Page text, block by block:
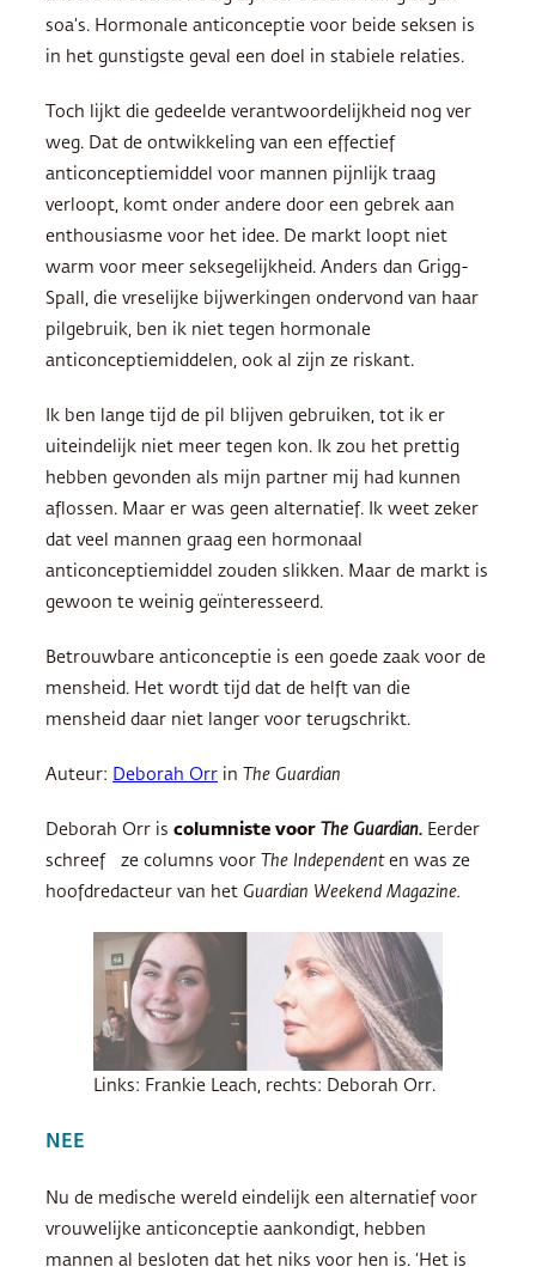
soa’s. Hormonale anticonceptie voor beide seksen is
in het gunstigste geval een doel in stabiele relaties.
Toch lijkt die gedeelde verantwoordelijkheid nog ver
weg. Dat de ontwikkeling van een effectief
anticonceptiemiddel voor mannen pijnlijk traag
verloopt, komt onder andere door een gebrek aan
enthousiasme voor het idee. De markt loopt niet
warm voor meer seksegelijkheid. Anders dan Grigg-
Spall, die vreselijke bijwerkingen ondervond van haar
pilgebruik, ben ik niet tegen hormonale
anticonceptiemiddelen, ook al zijn ze riskant.
Ik ben lange tijd de pil blijven gebruiken, tot ik er
uiteindelijk niet meer tegen kon. Ik zou het prettig
hebben gevonden als mijn partner mij had kunnen
aflossen. Maar er was geen alternatief. Ik weet zeker
dat veel mannen graag een hormonaal
anticonceptiemiddel zouden slikken. Maar de markt is
gewoon te weinig geïnteresseerd.
Betrouwbare anticonceptie is een goede zaak voor de
mensheid. Het wordt tijd dat de helft van die
mensheid daar niet langer voor terugschrikt.
Auteur: Deborah Orr in The Guardian
Deborah Orr is columniste voor The Guardian. Eerder
schreef ze columns voor The Independenten was ze
hoofdredacteur van het Guardian Weekend Magazine.
Links: Frankie Leach, rechts: Deborah Orr.
NEE
Nu de medische wereld eindelijk een alternatief voor
vrouwelijke anticonceptie aankondigt, hebben
mannen al besloten dat het niks voor hen is. ‘Het is